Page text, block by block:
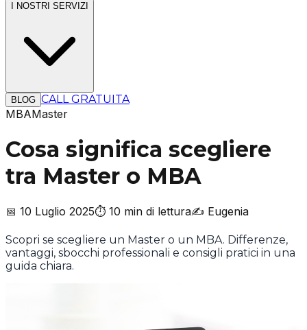
I NOSTRI SERVIZI
BLOG CALL GRATUITA
MBAMaster
Cosa significa scegliere
tra Master o MBA
📅 10 Luglio 2025⏱️ 10 min di lettura✍️ Eugenia
Scopri se scegliere un Master o un MBA. Differenze,
vantaggi, sbocchi professionali e consigli pratici in una
guida chiara.